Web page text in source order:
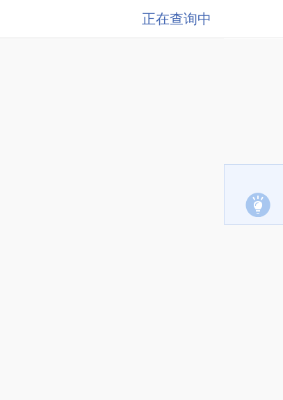
正在查询中